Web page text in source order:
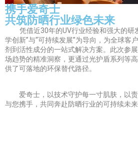
携手爱奇士
共筑防晒行业绿色未来
凭借近30年的UV行业经验和强大的研
学创新”与“可持续发展”为导向，为全球客
剂到活性成分的一站式解决方案。此次参
场趋势的精准洞察，更通过光护盾系列等
供了可落地的环保替代路径。
爱奇士，以技术守护每一寸肌肤，以
与您携手，共同奔赴防晒行业的可持续未来